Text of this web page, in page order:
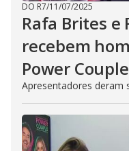
DO R7/11/07/2025
Rafa Brites e
recebem
Power Couple
Apresentadores deram